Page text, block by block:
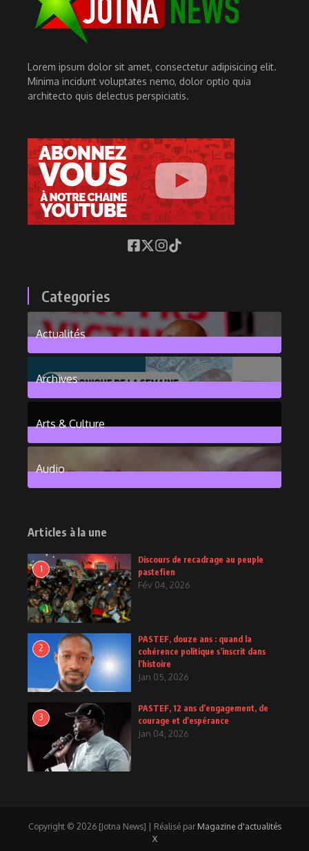
Lorem ipsum dolor sit amet, consectetur adipisicing elit.
Minima incidunt voluptates nemo, dolor optio quia
architecto quis delectus perspiciatis.
Categories
Actualités
376Posts
Archives
Arts & Culture
6Posts
Audio
Articles à la une
1
Discours de recadrage au peuple
pastefien
Fév 04, 2026
2
PASTEF, douze ans : quand la
cohérence politique s’inscrit dans
l’histoire
Jan 05, 2026
3
PASTEF, 12 ans d’engagement, de
courage et d’espérance
Jan 04, 2026
Copyright © 2026 [Jotna News] | Réalisé par Magazine d'actualités
X